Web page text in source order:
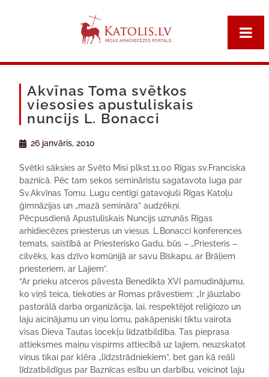
Akvīnas Toma svētkos
viesosies apustuliskais
nuncijs L. Bonacci
26 janvāris, 2010
Svētki sāksies ar Svēto Misi plkst.11.00 Rīgas sv.Franciska
baznīcā. Pēc tam sekos semināristu sagatavota luga par
Sv.Akvīnas Tomu. Lugu centīgi gatavojuši Rīgas Katoļu
ģimnāzijas un „mazā semināra” audzēkņi.
Pēcpusdienā Apustuliskais Nuncijs uzrunās Rīgas
arhidiecēzes priesterus un viesus. L.Bonacci konferences
temats, saistībā ar Priesterisko Gadu, būs – „Priesteris –
cilvēks, kas dzīvo komūnijā ar savu Bīskapu, ar Brāļiem
priesteriem, ar Lajiem”.
“Ar prieku atceros pāvesta Benedikta XVI pamudinājumu,
ko viņš teica, tiekoties ar Romas prāvestiem: „Ir jāuzlabo
pastorālā darba organizācija, lai, respektējot reliģiozo un
laju aicinājumu un viņu lomu, pakāpeniski tiktu vairota
visas Dieva Tautas locekļu līdzatbildība. Tas pieprasa
attieksmes maiņu vispirms attiecībā uz lajiem, neuzskatot
viņus tikai par klēra „līdzstrādniekiem”, bet gan kā reāli
līdzatbildīgus par Baznīcas esību un darbību, veicinot laju